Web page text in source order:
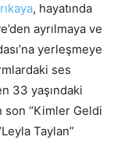
, hayatında
ayrılmaya ve
yerleşmeye
ses
33 yaşındaki
son “Kimler Geldi
Taylan”